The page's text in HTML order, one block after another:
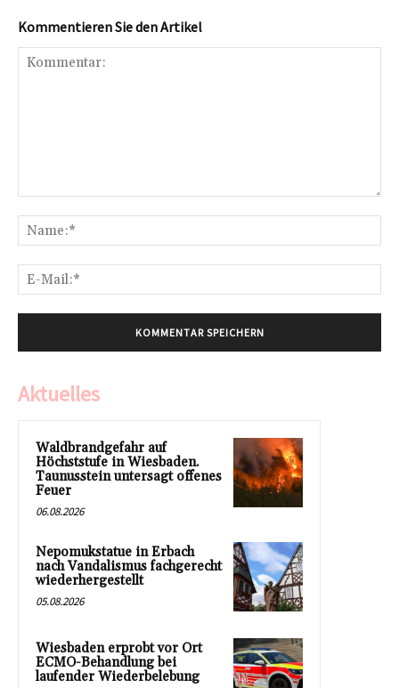
Kommentieren Sie den Artikel
Aktuelles
Waldbrandgefahr auf
Höchststufe in Wiesbaden.
Taunusstein untersagt offenes
Feuer
06.08.2026
Nepomukstatue in Erbach
nach Vandalismus fachgerecht
wiederhergestellt
05.08.2026
Wiesbaden erprobt vor Ort
ECMO-Behandlung bei
laufender Wiederbelebung